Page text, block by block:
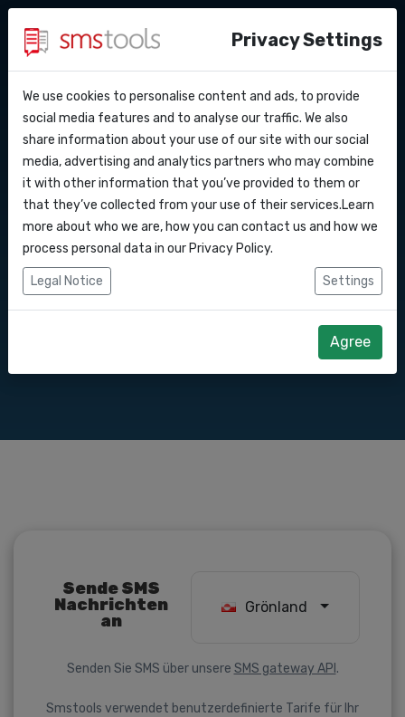
API Docs
Webhooks
Integrationen
Zapier
Warum smstools?
Blog
Service level agreement
Kontakt
Angebot anfordern
SMS Gateway API nach
Grönland
Senden Sie SMS-Nachrichten über unsere
Angebot anfordern
Sende SMS
Nachrichten
an
Grönland
Senden Sie SMS über unsere SMS gateway API .
Smstools verwendet benutzerdefinierte Tarife für Ihr
Privacy Settings
We use cookies to personalise content and ads, to provide
social media features and to analyse our traffic. We also
share information about your use of our site with our social
media, advertising and analytics partners who may combine
it with other information that you’ve provided to them or
that they’ve collected from your use of their services.Learn
more about who we are, how you can contact us and how we
process personal data in our Privacy Policy.
Legal Notice Settings
Agree